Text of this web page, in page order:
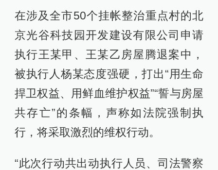
在涉及全市50个挂帐整治重点村的北
京光谷科技园开发建设有限公司申请
执行王某甲、王某乙房屋腾退案中，
被执行人杨某态度强硬，打出“用生命
捍卫权益、用鲜血维护权益”“誓与房屋
共存亡”的条幅，声称如法院强制执
行，将采取激烈的维权行动。
“此次行动共出动执行人员、司法警察